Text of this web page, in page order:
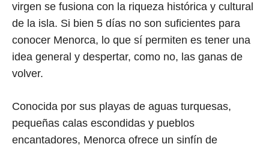
virgen se fusiona con la riqueza histórica y cultural
de la isla. Si bien 5 días no son suficientes para
conocer Menorca, lo que sí permiten es tener una
idea general y despertar, como no, las ganas de
volver.
Conocida por sus playas de aguas turquesas,
pequeñas calas escondidas y pueblos
encantadores, Menorca ofrece un sinfín de